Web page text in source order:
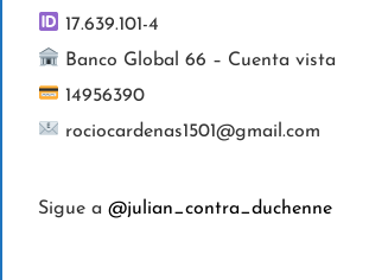
17.639.101-4
Banco Global 66 – Cuenta vista
14956390
rociocardenas1501@gmail.com
Sigue a @julian_contra_duchenne